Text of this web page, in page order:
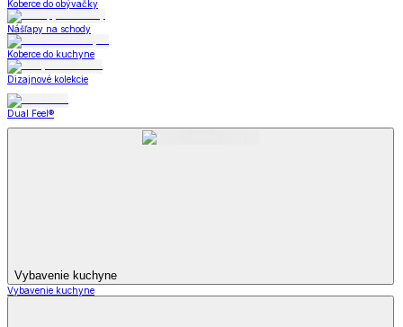
Koberce do obývačky
Nášľapy na schody
Koberce do kuchyne
Dizajnové kolekcie
Dual Feel®
Vybavenie kuchyne
Vybavenie kuchyne